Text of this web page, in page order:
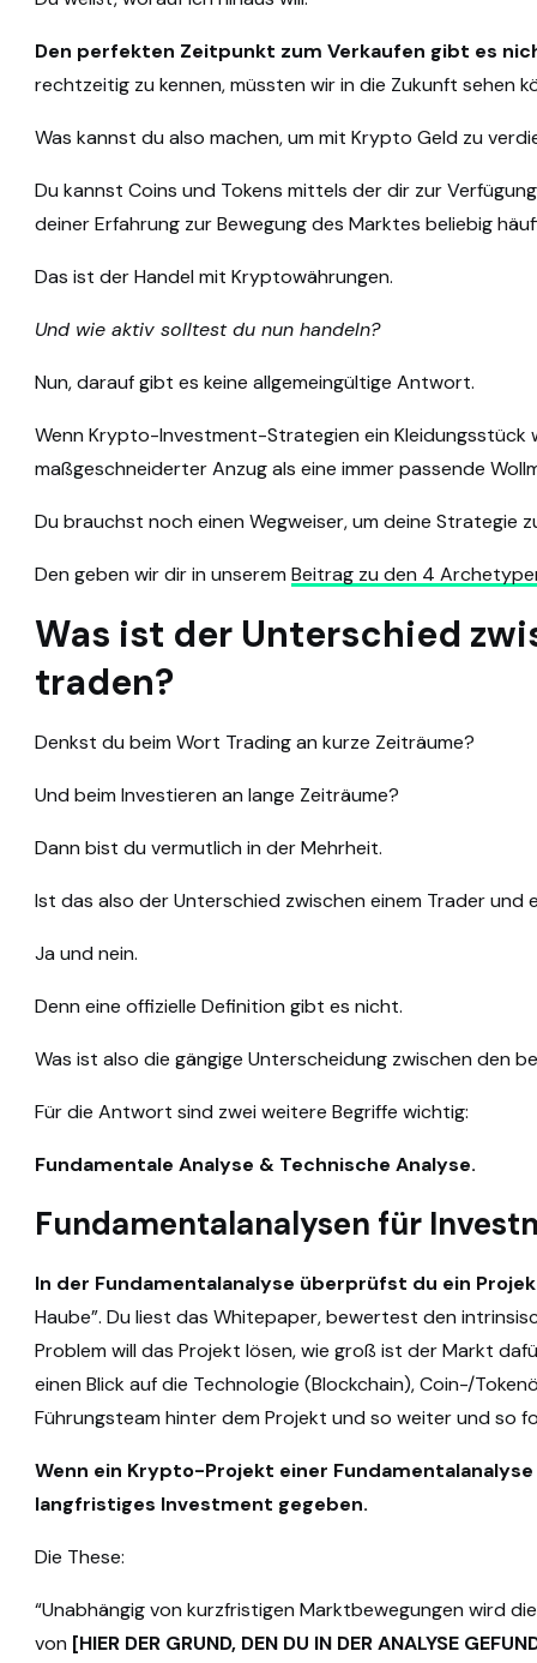
Den perfekten Zeitpunkt zum Verkaufen gibt es
rechtzeitig zu kennen, müssten wir in die Zukunft sehen
Was kannst du also machen, um mit Krypto Geld zu
Du kannst Coins und Tokens mittels der dir zur
deiner Erfahrung zur Bewegung des Marktes beliebig
Das ist der Handel mit Kryptowährungen.
Und wie aktiv solltest du nun handeln?
Nun, darauf gibt es keine allgemeingültige Antwort.
Wenn Krypto-Investment-Strategien ein Kleidungsstück
maßgeschneiderter Anzug als eine immer passende
Du brauchst noch einen Wegweiser, um deine Strategie
Den geben wir dir in unserem Beitrag zu den 4
Was ist der Unterschied
traden?
Denkst du beim Wort Trading an kurze Zeiträume?
Und beim Investieren an lange Zeiträume?
Dann bist du vermutlich in der Mehrheit.
Ist das also der Unterschied zwischen einem Trader und
Ja und nein.
Denn eine offizielle Definition gibt es nicht.
Was ist also die gängige Unterscheidung zwischen den
Für die Antwort sind zwei weitere Begriffe wichtig:
Fundamentale Analyse & Technische Analyse.
Fundamentalanalysen für
In der Fundamentalanalyse überprüfst du ein
Haube”. Du liest das Whitepaper, bewertest den
Problem will das Projekt lösen, wie groß ist der Markt
einen Blick auf die Technologie (Blockchain), Coin-/
Führungsteam hinter dem Projekt und so weiter und so
Wenn ein Krypto-Projekt einer
langfristiges Investment gegeben.
Die These:
“Unabhängig von kurzfristigen Marktbewegungen wird
von [HIER DER GRUND, DEN DU IN DER ANALYSE